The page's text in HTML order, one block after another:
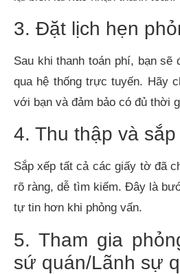
3. Đặt lịch hẹn
Sau khi thanh toán phí, bạn sẽ
qua hệ thống trực tuyến. Hãy
với bạn và đảm bảo có đủ thời
4. Thu thập và
Sắp xếp tất cả các giấy tờ đã
rõ ràng, dễ tìm kiếm. Đây là
tự tin hơn khi phỏng vấn.
5. Tham gia
sứ quán/Lãnh sự